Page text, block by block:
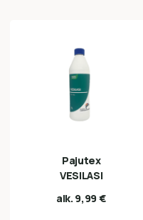
Pajutex
VESILASI
alk. 9,99 €